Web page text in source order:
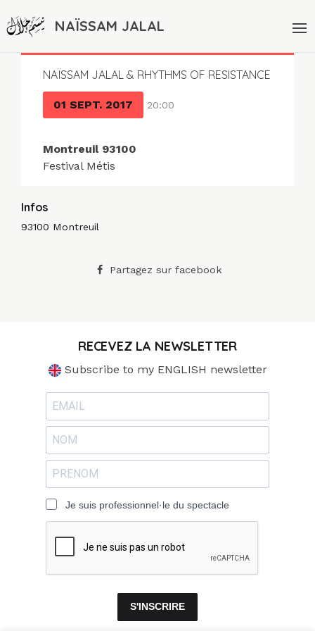
NAÏSSAM JALAL
NAÏSSAM JALAL & RHYTHMS OF RESISTANCE
01 SEPT. 2017 20:00
Montreuil 93100
Festival Métis
Infos
93100 Montreuil
Partagez sur facebook
RECEVEZ LA NEWSLETTER
Subscribe to my ENGLISH newsletter
Je suis professionnel·le du spectacle
S'INSCRIRE